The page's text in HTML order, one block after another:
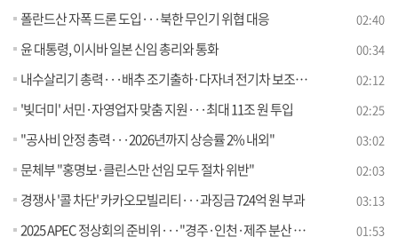
폴란드산 자폭 드론 도입···북한 무인기 위협 대응 02:40
윤 대통령, 이시바 일본 신임 총리와 통화 00:34
내수살리기 총력···배추 조기출하·다자녀 전기차 보조금 확대 02:12
'빚더미' 서민·자영업자 맞춤 지원···최대 11조 원 투입 02:25
"공사비 안정 총력···2026년까지 상승률 2% 내외" 03:02
문체부 "홍명보·클린스만 선임 모두 절차 위반" 02:03
경쟁사 '콜 차단' 카카오모빌리티···과징금 724억 원 부과 03:13
2025 APEC 정상회의 준비위···"경주·인천·제주 분산 개최" 01:53